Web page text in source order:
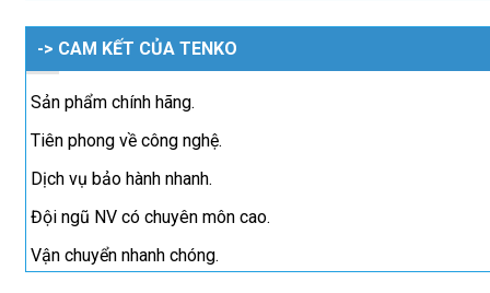
-> CAM KẾT CỦA TENKO
Sản phẩm chính hãng.
Tiên phong về công nghệ.
Dịch vụ bảo hành nhanh.
Đội ngũ NV có chuyên môn cao.
Vận chuyển nhanh chóng.